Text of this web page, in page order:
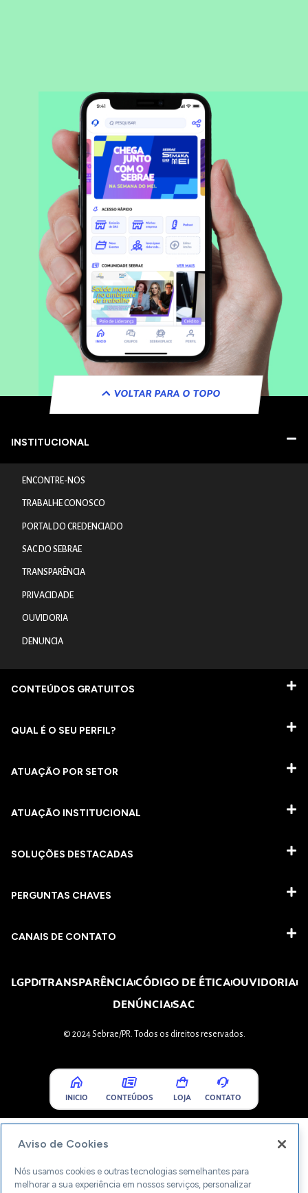
VOLTAR PARA O TOPO
INSTITUCIONAL
ENCONTRE-NOS
TRABALHE CONOSCO
PORTAL DO CREDENCIADO
SAC DO SEBRAE
TRANSPARÊNCIA
PRIVACIDADE
OUVIDORIA
DENUNCIA
CONTEÚDOS GRATUITOS
QUAL É O SEU PERFIL?
ATUAÇÃO POR SETOR
ATUAÇÃO INSTITUCIONAL
SOLUÇÕES DESTACADAS
PERGUNTAS CHAVES​
CANAIS DE CONTATO
LGPDTRANSPARÊNCIACÓDIGO DE ÉTICAOUVIDORIA
DENÚNCIASAC
© 2024 Sebrae/PR. Todos os direitos reservados.
INICIO CONTEÚDOS LOJA CONTATO
Aviso de Cookies
Nós usamos cookies e outras tecnologias semelhantes para
melhorar a sua experiência em nossos serviços, personalizar